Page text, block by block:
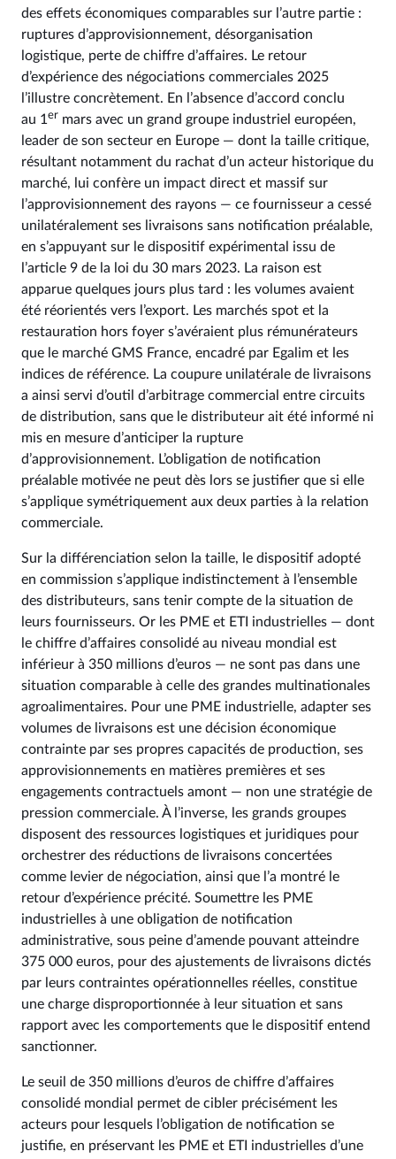
des effets économiques comparables sur l’autre partie :
ruptures d’approvisionnement, désorganisation
logistique, perte de chiffre d’affaires. Le retour
d’expérience des négociations commerciales 2025
l’illustre concrètement. En l’absence d’accord conclu
au 1 er mars avec un grand groupe industriel européen,
leader de son secteur en Europe — dont la taille critique,
résultant notamment du rachat d’un acteur historique du
marché, lui confère un impact direct et massif sur
l’approvisionnement des rayons — ce fournisseur a cessé
unilatéralement ses livraisons sans notification préalable,
en s’appuyant sur le dispositif expérimental issu de
l’article 9 de la loi du 30 mars 2023. La raison est
apparue quelques jours plus tard : les volumes avaient
été réorientés vers l’export. Les marchés spot et la
restauration hors foyer s’avéraient plus rémunérateurs
que le marché GMS France, encadré par Egalim et les
indices de référence. La coupure unilatérale de livraisons
a ainsi servi d’outil d’arbitrage commercial entre circuits
de distribution, sans que le distributeur ait été informé ni
mis en mesure d’anticiper la rupture
d’approvisionnement. L’obligation de notification
préalable motivée ne peut dès lors se justifier que si elle
s’applique symétriquement aux deux parties à la relation
commerciale.
Sur la différenciation selon la taille, le dispositif adopté
en commission s’applique indistinctement à l’ensemble
des distributeurs, sans tenir compte de la situation de
leurs fournisseurs. Or les PME et ETI industrielles — dont
le chiffre d’affaires consolidé au niveau mondial est
inférieur à 350 millions d’euros — ne sont pas dans une
situation comparable à celle des grandes multinationales
agroalimentaires. Pour une PME industrielle, adapter ses
volumes de livraisons est une décision économique
contrainte par ses propres capacités de production, ses
approvisionnements en matières premières et ses
engagements contractuels amont — non une stratégie de
pression commerciale. À l’inverse, les grands groupes
disposent des ressources logistiques et juridiques pour
orchestrer des réductions de livraisons concertées
comme levier de négociation, ainsi que l’a montré le
retour d’expérience précité. Soumettre les PME
industrielles à une obligation de notification
administrative, sous peine d’amende pouvant atteindre
375 000 euros, pour des ajustements de livraisons dictés
par leurs contraintes opérationnelles réelles, constitue
une charge disproportionnée à leur situation et sans
rapport avec les comportements que le dispositif entend
sanctionner.
Le seuil de 350 millions d’euros de chiffre d’affaires
consolidé mondial permet de cibler précisément les
acteurs pour lesquels l’obligation de notification se
justifie, en préservant les PME et ETI industrielles d’une